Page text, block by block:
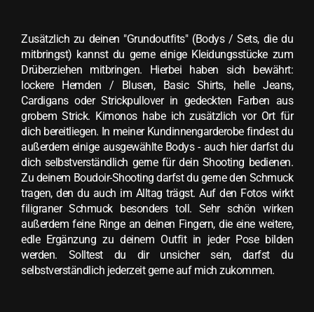
Zusätzlich zu deinen "Grundoutfits" (Bodys / Sets, die du
mitbringst) kannst du gerne einige Kleidungsstücke zum
Drüberziehen mitbringen. Hierbei haben sich bewährt:
lockere Hemden / Blusen, Basic Shirts, helle Jeans,
Cardigans oder Strickpullover in gedeckten Farben aus
grobem Strick. Kimonos habe ich zusätzlich vor Ort für
dich bereitliegen. In meiner Kundinnengarderobe findest du
außerdem einige ausgewählte Bodys - auch hier darfst du
dich selbstverständlich gerne für dein Shooting bedienen.
Zu deinem Boudoir-Shooting darfst du gerne den Schmuck
tragen, den du auch im Alltag trägst. Auf den Fotos wirkt
filigraner Schmuck besonders toll. Sehr schön wirken
außerdem feine Ringe an deinen Fingern, die eine weitere,
edle Ergänzung zu deinem Outfit in jeder Pose bilden
werden. Solltest du dir unsicher sein, darfst du
selbstverständlich jederzeit gerne auf mich zukommen.